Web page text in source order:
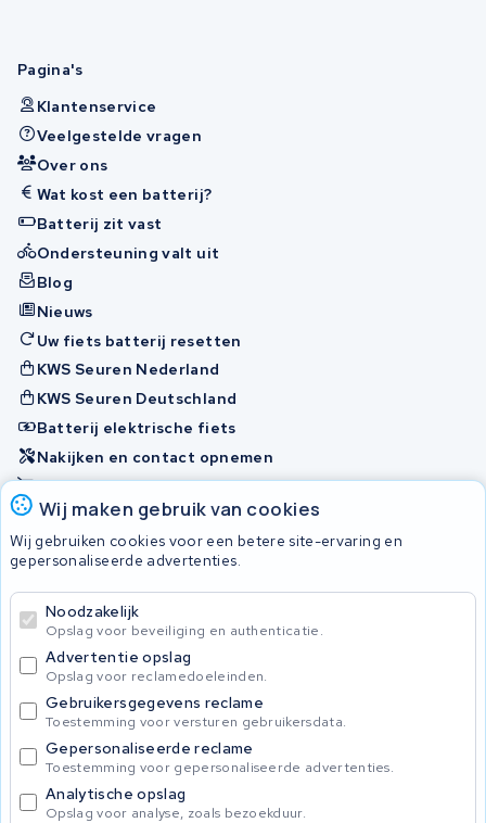
Wij maken gebruik van cookies
Wij gebruiken cookies voor een betere site-ervaring en
gepersonaliseerde advertenties.
Noodzakelijk
Opslag voor beveiliging en authenticatie.
Advertentie opslag
Opslag voor reclamedoeleinden.
Gebruikersgegevens reclame
Toestemming voor versturen gebruikersdata.
Gepersonaliseerde reclame
Toestemming voor gepersonaliseerde advertenties.
Analytische opslag
Opslag voor analyse, zoals bezoekduur.
Pagina's
Klantenservice
Veelgestelde vragen
Over ons
Wat kost een batterij?
Batterij zit vast
Ondersteuning valt uit
Blog
Nieuws
Uw fiets batterij resetten
KWS Seuren Nederland
KWS Seuren Deutschland
Batterij elektrische fiets
Nakijken en contact opnemen
Onherstelbaar
Accu's
© 2026 KWS Seuren
Algemene voorwaarden
Privacy Policy